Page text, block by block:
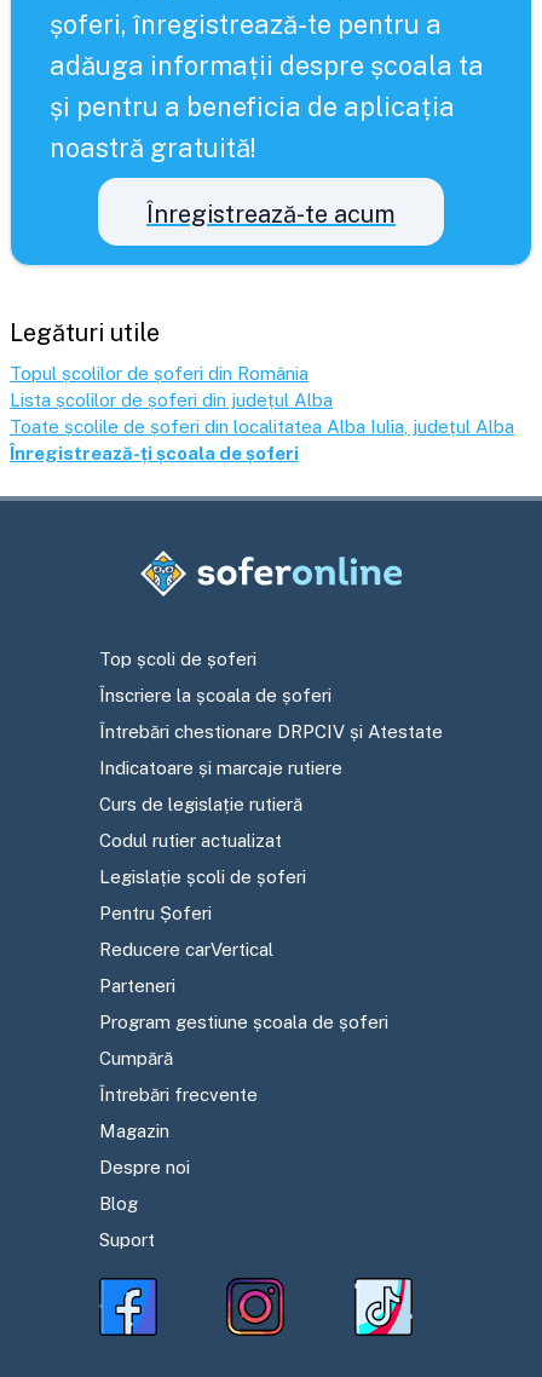
șoferi, înregistrează-te pentru a
adăuga informații despre școala ta
și pentru a beneficia de aplicația
noastră gratuită!
Înregistrează-te acum
Legături utile
Topul școlilor de șoferi din România
Lista școlilor de șoferi din județul Alba
Toate școlile de șoferi din localitatea Alba Iulia , județul Alba
Înregistrează-ți școala de șoferi
Top școli de șoferi
Înscriere la școala de șoferi
Întrebări chestionare DRPCIV și Atestate
Indicatoare și marcaje rutiere
Curs de legislație rutieră
Codul rutier actualizat
Legislație școli de șoferi
Pentru Șoferi
Reducere carVertical
Parteneri
Program gestiune școala de șoferi
Cumpără
Întrebări frecvente
Magazin
Despre noi
Blog
Suport